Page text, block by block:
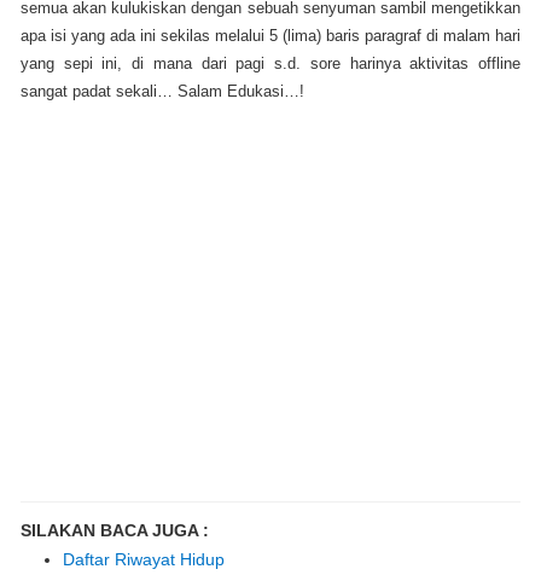
semua akan kulukiskan dengan sebuah senyuman sambil mengetikkan
apa isi yang ada ini sekilas melalui 5 (lima) baris paragraf di malam hari
yang sepi ini, di mana dari pagi s.d. sore harinya aktivitas offline
sangat padat sekali… Salam Edukasi…!
SILAKAN BACA JUGA :
Daftar Riwayat Hidup